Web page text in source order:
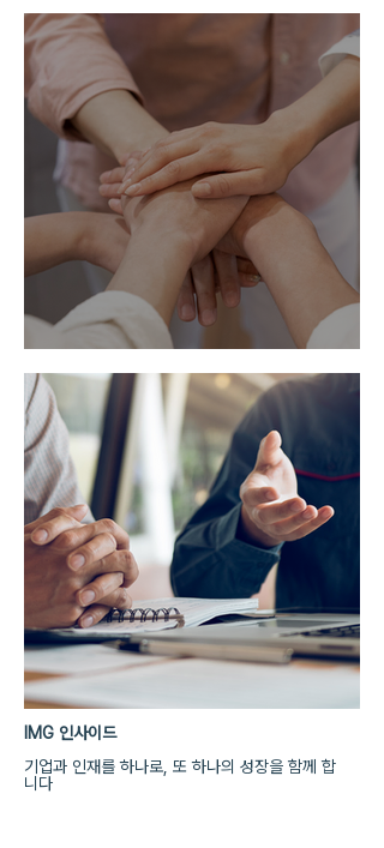
IMG 인사이드
기업과 인재를 하나로, 또 하나의 성장을 함께 합
니다